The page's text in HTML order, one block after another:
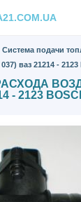
Система подачи
ваз 21214 - 2123
- 2123